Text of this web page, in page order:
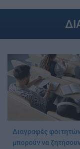
Διαγραφές
μπορούν να